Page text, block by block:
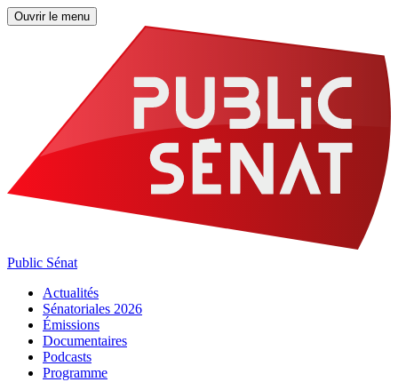
Ouvrir le menu
Public Sénat
Actualités
Sénatoriales 2026
Émissions
Documentaires
Podcasts
Programme